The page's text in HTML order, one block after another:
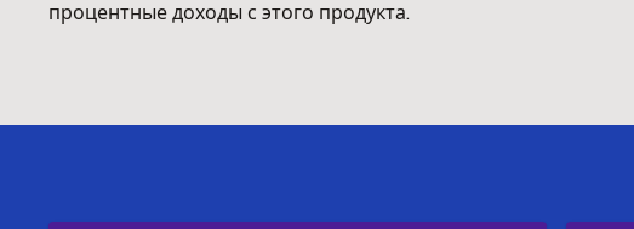
процентные доходы с этого продукта.